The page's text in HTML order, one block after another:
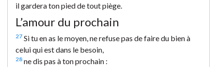
il gardera ton pied de tout piège.
L’amour du prochain
27 Si tu en as le moyen, ne refuse pas de faire du bien à
celui qui est dans le besoin,
28 ne dis pas à ton prochain :